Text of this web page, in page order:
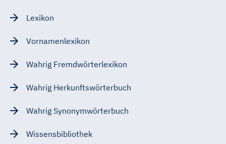
Lexikon
Vornamenlexikon
Wahrig Fremdwörterlexikon
Wahrig Herkunftswörterbuch
Wahrig Synonymwörterbuch
Wissensbibliothek